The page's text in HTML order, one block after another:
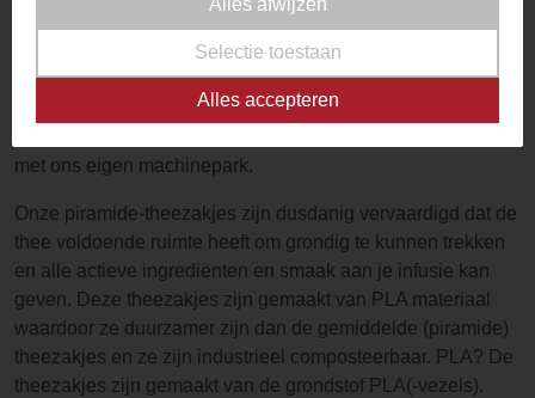
Berend Botje theezakjes bevatten exact dezelfde thee als
die je zou kiezen als losse Berend Botje Thee. Het enige
verschil is dat we deze topkwaliteit in piramide theezakjes
met ons eigen machinepark.
Onze piramide-theezakjes zijn dusdanig vervaardigd dat de
thee voldoende ruimte heeft om grondig te kunnen trekken
en alle actieve ingrediënten en smaak aan je infusie kan
geven. Deze theezakjes zijn gemaakt van PLA materiaal
waardoor ze duurzamer zijn dan de gemiddelde (piramide)
theezakjes en ze zijn industrieel composteerbaar. PLA? De
theezakjes zijn gemaakt van de grondstof PLA(-vezels).
Alles afwijzen
Selectie toestaan
Alles accepteren